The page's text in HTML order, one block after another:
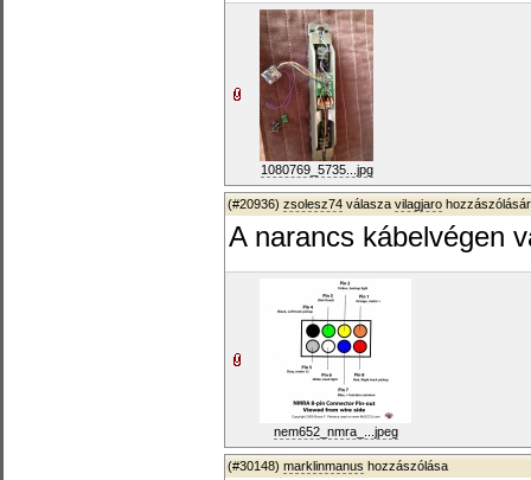
1080769_5735...jpg
(#20936) zsolesz74 válasza vilagjaro
A narancs kábelvégen
nem652_nmra_...jpeg
(#30148) marklinmanus hozzászólása